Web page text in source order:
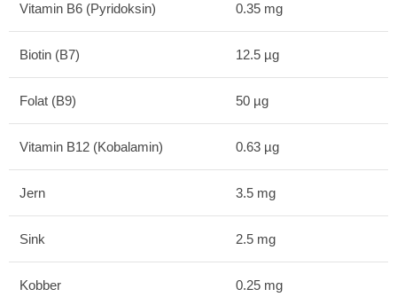
Vitamin B6 (Pyridoksin) 0.35 mg
Biotin (B7) 12.5 µg
Folat (B9) 50 µg
Vitamin B12 (Kobalamin) 0.63 µg
Jern 3.5 mg
Sink 2.5 mg
Kobber 0.25 mg